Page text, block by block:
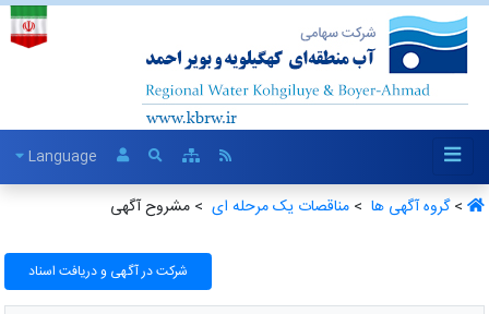
Language
>گروه آگهی ها ‏>مناقصات یک مرحله ای ‏> مشروح آگهی
شرکت در آگهی و دریافت اسناد